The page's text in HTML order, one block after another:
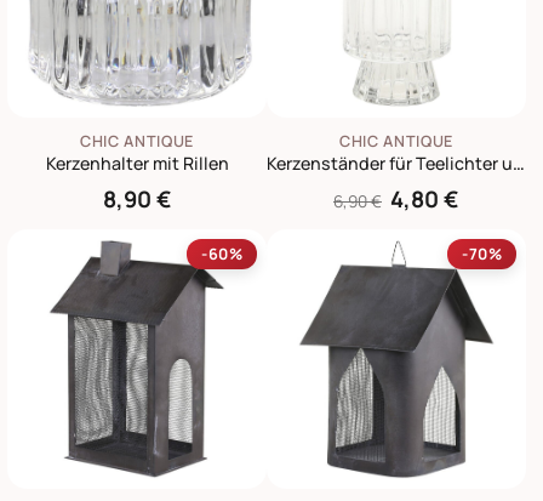
CHIC ANTIQUE
Kerzenhalter mit Rillen
8,90 €
CHIC ANTIQUE
Kerzenständer für Teelichter und Stabkerzen
6,90 € 4,80 €
-60% -70%